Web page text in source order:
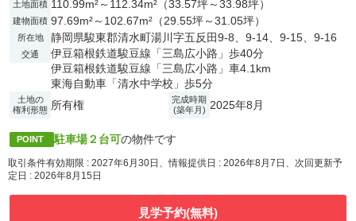
土地面積 110.99m²～112.34m²（33.57坪～33.98坪）
建物面積 97.69m²～102.67m²（29.55坪～31.05坪）
所在地 静岡県駿東郡清水町湯川字五反田9-8、9-14、9-15、9-16
交通
伊豆箱根鉄道駿豆線「三島広小路」歩40分
伊豆箱根鉄道駿豆線「三島広小路」車4.1km
東海自動車「清水中学校」歩5分
土地の
権利形態 所有権
完成時期
(築年月) 2025年8月
POINT 駐車場２台可の物件です
取引条件有効期限 : 2027年6月30日、情報提供日 : 2026年8月7日、次回更新予
定日 : 2026年8月15日
見学予約(無料)